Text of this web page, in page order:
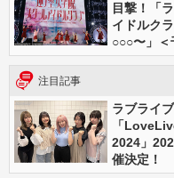
目撃！「
イドルク
○○○〜」
注目記事
ラブライ
「
2024」
催決定！